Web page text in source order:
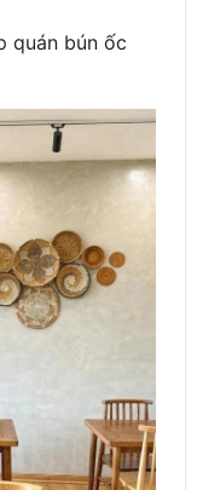
quán bún ốc